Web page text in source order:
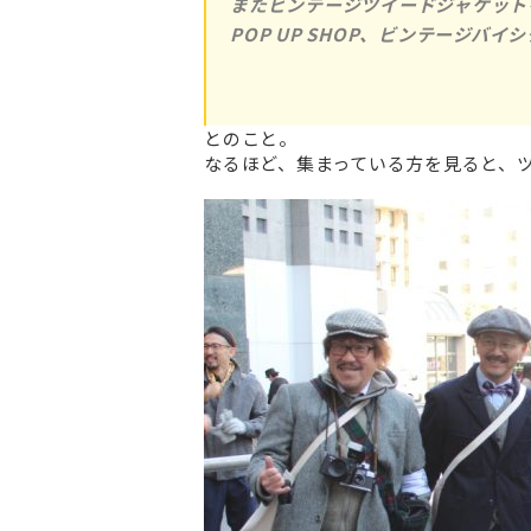
POP UP SHOP、ビンテージバイ
とのこと。
なるほど、集まっている方を見ると